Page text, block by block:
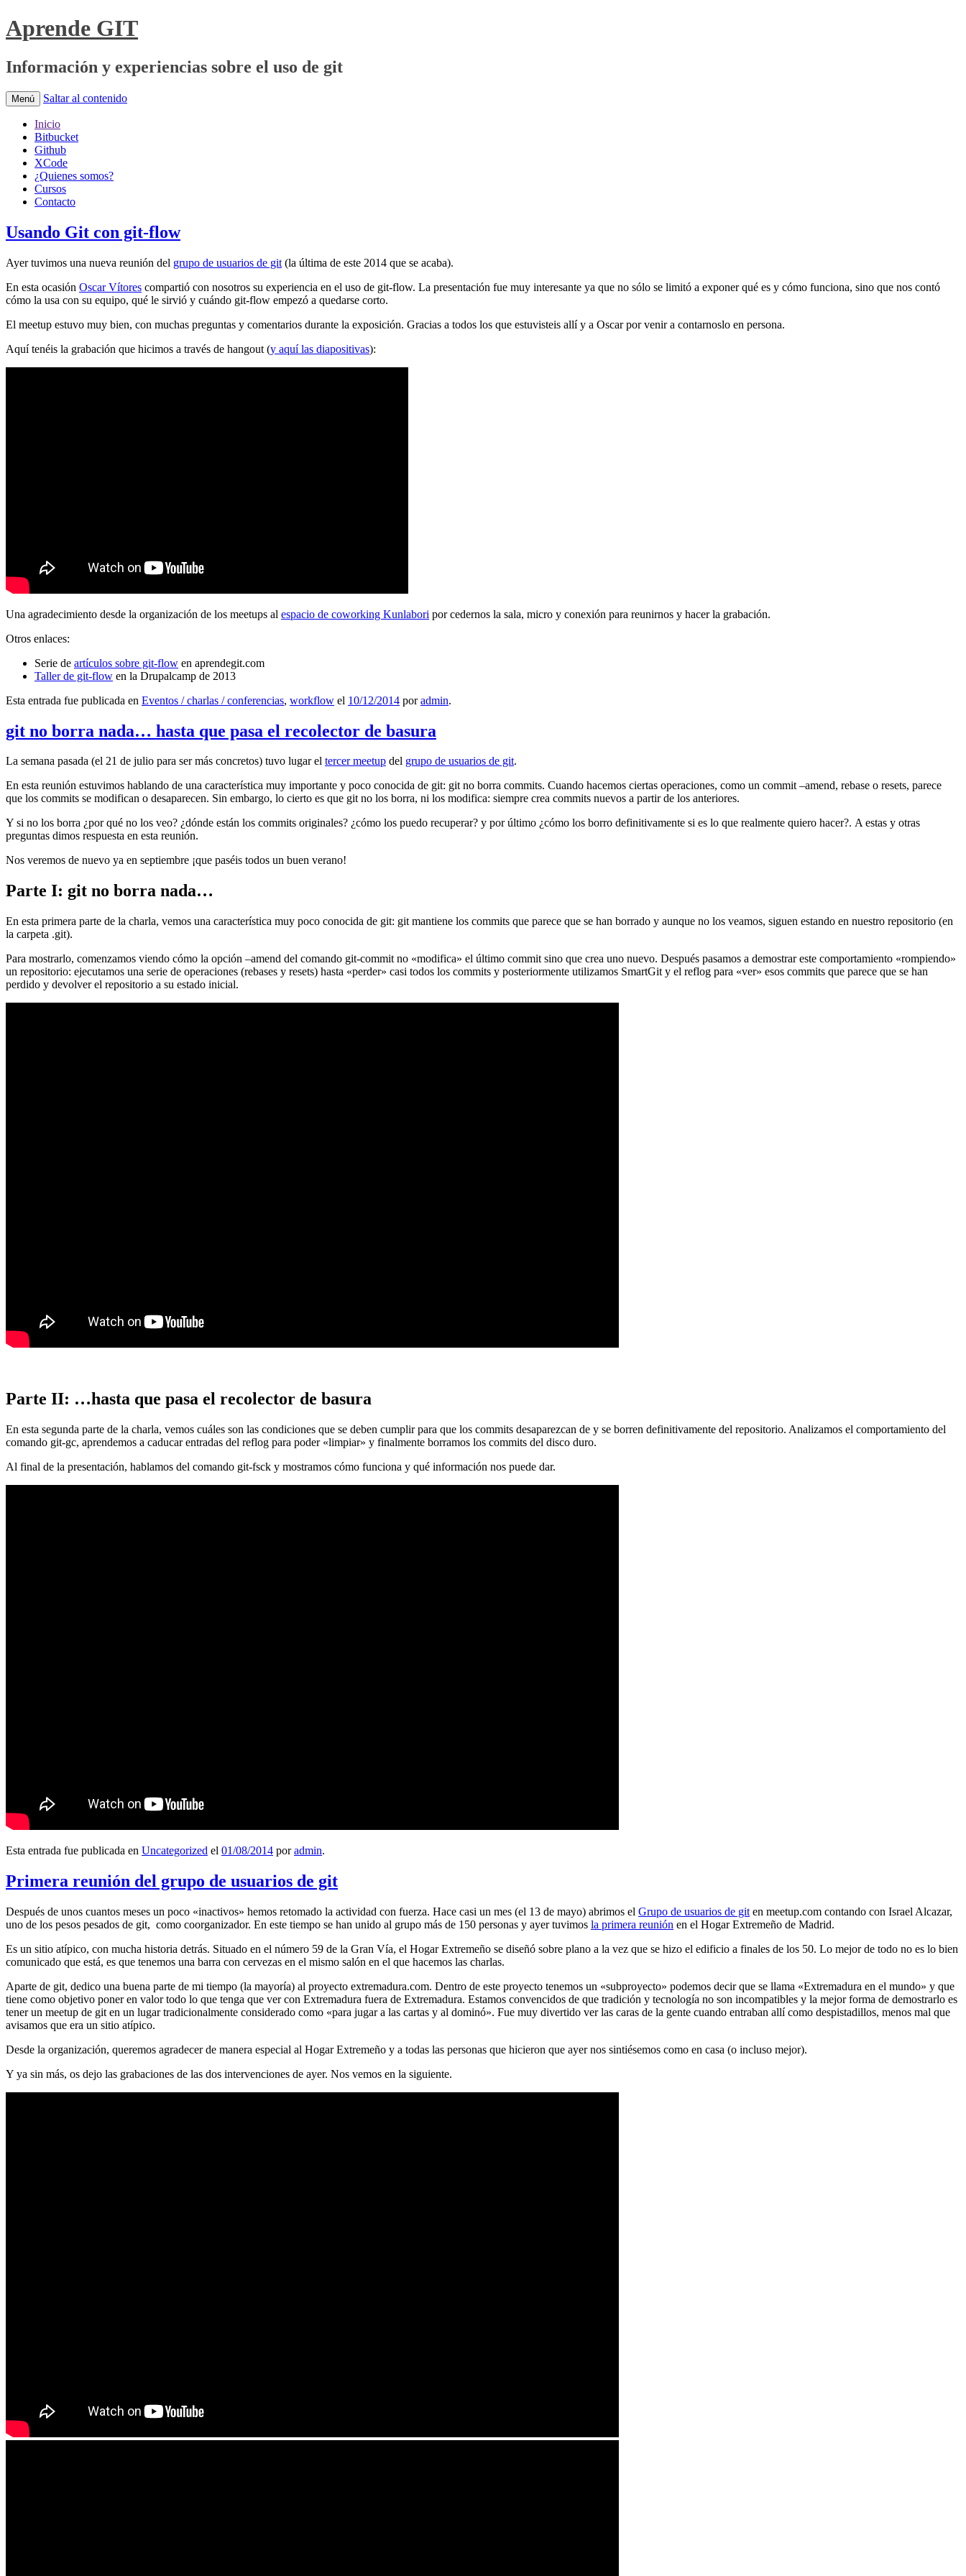
Aprende GIT
Información y experiencias sobre el uso de git
Menú Saltar al contenido
Inicio
Bitbucket
Github
XCode
¿Quienes somos?
Cursos
Contacto
Usando Git con git-flow
Ayer tuvimos una nueva reunión del grupo de usuarios de git (la última de este 2014 que se acaba).
En esta ocasión Oscar Vítores compartió con nosotros su experiencia en el uso de git-flow. La presentación fue muy interesante ya que no sólo se limitó a exponer qué es y cómo funciona, sino que nos contó
cómo la usa con su equipo, qué le sirvió y cuándo git-flow empezó a quedarse corto.
El meetup estuvo muy bien, con muchas preguntas y comentarios durante la exposición. Gracias a todos los que estuvisteis allí y a Oscar por venir a contarnoslo en persona.
Aquí tenéis la grabación que hicimos a través de hangout (y aquí las diapositivas):
Una agradecimiento desde la organización de los meetups al espacio de coworking Kunlabori por cedernos la sala, micro y conexión para reunirnos y hacer la grabación.
Otros enlaces:
Serie de artículos sobre git-flow en aprendegit.com
Taller de git-flow en la Drupalcamp de 2013
Esta entrada fue publicada en Eventos / charlas / conferencias, workflow el 10/12/2014 poradmin.
git no borra nada… hasta que pasa el recolector de basura
La semana pasada (el 21 de julio para ser más concretos) tuvo lugar el tercer meetup del grupo de usuarios de git.
En esta reunión estuvimos hablando de una característica muy importante y poco conocida de git: git no borra commits. Cuando hacemos ciertas operaciones, como un commit –amend, rebase o resets, parece
que los commits se modifican o desaparecen. Sin embargo, lo cierto es que git no los borra, ni los modifica: siempre crea commits nuevos a partir de los anteriores.
Y si no los borra ¿por qué no los veo? ¿dónde están los commits originales? ¿cómo los puedo recuperar? y por último ¿cómo los borro definitivamente si es lo que realmente quiero hacer?. A estas y otras
preguntas dimos respuesta en esta reunión.
Nos veremos de nuevo ya en septiembre ¡que paséis todos un buen verano!
Parte I: git no borra nada…
En esta primera parte de la charla, vemos una característica muy poco conocida de git: git mantiene los commits que parece que se han borrado y aunque no los veamos, siguen estando en nuestro repositorio (en
la carpeta .git).
Para mostrarlo, comenzamos viendo cómo la opción –amend del comando git-commit no «modifica» el último commit sino que crea uno nuevo. Después pasamos a demostrar este comportamiento «rompiendo»
un repositorio: ejecutamos una serie de operaciones (rebases y resets) hasta «perder» casi todos los commits y posteriormente utilizamos SmartGit y el reflog para «ver» esos commits que parece que se han
perdido y devolver el repositorio a su estado inicial.
Parte II: …hasta que pasa el recolector de basura
En esta segunda parte de la charla, vemos cuáles son las condiciones que se deben cumplir para que los commits desaparezcan de y se borren definitivamente del repositorio. Analizamos el comportamiento del
comando git-gc, aprendemos a caducar entradas del reflog para poder «limpiar» y finalmente borramos los commits del disco duro.
Al final de la presentación, hablamos del comando git-fsck y mostramos cómo funciona y qué información nos puede dar.
Esta entrada fue publicada en Uncategorized el 01/08/2014 poradmin.
Primera reunión del grupo de usuarios de git
Después de unos cuantos meses un poco «inactivos» hemos retomado la actividad con fuerza. Hace casi un mes (el 13 de mayo) abrimos el Grupo de usuarios de git en meetup.com contando con Israel Alcazar,
uno de los pesos pesados de git, como coorganizador. En este tiempo se han unido al grupo más de 150 personas y ayer tuvimos la primera reunión en el Hogar Extremeño de Madrid.
Es un sitio atípico, con mucha historia detrás. Situado en el número 59 de la Gran Vía, el Hogar Extremeño se diseñó sobre plano a la vez que se hizo el edificio a finales de los 50. Lo mejor de todo no es lo bien
comunicado que está, es que tenemos una barra con cervezas en el mismo salón en el que hacemos las charlas.
Aparte de git, dedico una buena parte de mi tiempo (la mayoría) al proyecto extremadura.com. Dentro de este proyecto tenemos un «subproyecto» podemos decir que se llama «Extremadura en el mundo» y que
tiene como objetivo poner en valor todo lo que tenga que ver con Extremadura fuera de Extremadura. Estamos convencidos de que tradición y tecnología no son incompatibles y la mejor forma de demostrarlo es
tener un meetup de git en un lugar tradicionalmente considerado como «para jugar a las cartas y al dominó». Fue muy divertido ver las caras de la gente cuando entraban allí como despistadillos, menos mal que
avisamos que era un sitio atípico.
Desde la organización, queremos agradecer de manera especial al Hogar Extremeño y a todas las personas que hicieron que ayer nos sintiésemos como en casa (o incluso mejor).
Y ya sin más, os dejo las grabaciones de las dos intervenciones de ayer. Nos vemos en la siguiente.